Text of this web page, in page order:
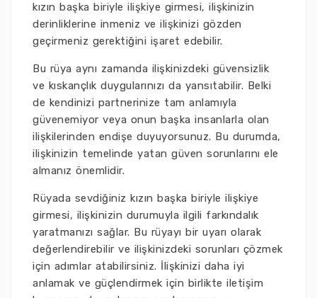
kızın başka biriyle ilişkiye girmesi, ilişkinizin
derinliklerine inmeniz ve ilişkinizi gözden
geçirmeniz gerektiğini işaret edebilir.
Bu rüya aynı zamanda ilişkinizdeki güvensizlik
ve kıskançlık duygularınızı da yansıtabilir. Belki
de kendinizi partnerinize tam anlamıyla
güvenemiyor veya onun başka insanlarla olan
ilişkilerinden endişe duyuyorsunuz. Bu durumda,
ilişkinizin temelinde yatan güven sorunlarını ele
almanız önemlidir.
Rüyada sevdiğiniz kızın başka biriyle ilişkiye
girmesi, ilişkinizin durumuyla ilgili farkındalık
yaratmanızı sağlar. Bu rüyayı bir uyarı olarak
değerlendirebilir ve ilişkinizdeki sorunları çözmek
için adımlar atabilirsiniz. İlişkinizi daha iyi
anlamak ve güçlendirmek için birlikte iletişim